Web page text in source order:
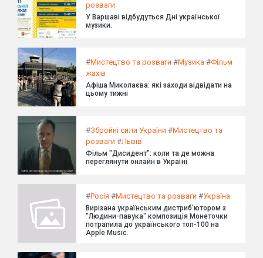
розваги
У Варшаві відбудуться Дні української
музики.
#Мистецтво та розваги #Музика #Фільм
жахів
Афіша Миколаєва: які заходи відвідати на
цьому тижні
#Збройні сили України #Мистецтво та
розваги #Львів
Фільм "Дисидент": коли та де можна
переглянути онлайн в Україні
#Росія #Мистецтво та розваги #Україна
Вирізана українським дистриб'ютором з
"Людини-павука" композиція Монеточки
потрапила до українського топ-100 на
Apple Music.